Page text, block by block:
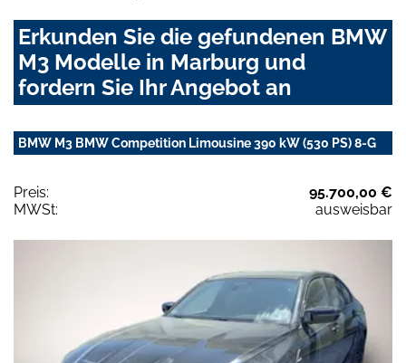
Erkunden Sie die gefundenen BMW
M3 Modelle in Marburg und
fordern Sie Ihr Angebot an
BMW M3 BMW Competition Limousine 390 kW (530 PS) 8-G
Preis:
95.700,00 €
MWSt:
ausweisbar